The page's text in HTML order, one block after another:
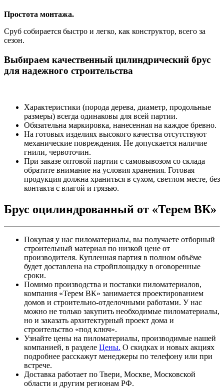
Простота монтажа.
Сруб собирается быстро и легко, как конструктор, всего за
сезон.
Выбираем качественный цилиндрический брус
для надежного строительства
Характеристики (порода дерева, диаметр, продольные
размеры) всегда одинаковы для всей партии.
Обязательна маркировка, нанесенная на каждое бревно.
На готовых изделиях высокого качества отсутствуют
механические повреждения. Не допускается наличие
гнили, червоточин.
При заказе оптовой партии с самовывозом со склада
обратите внимание на условия хранения. Готовая
продукция должна храниться в сухом, светлом месте, без
контакта с влагой и грязью.
Брус оцилиндрованный от «Терем ВК»
Покупая у нас пиломатериалы, вы получаете отборный
строительный материал по низкой цене от
производителя. Купленная партия в полном объёме
будет доставлена на стройплощадку в оговоренные
сроки.
Помимо производства и поставки пиломатериалов,
компания «Терем ВК» занимается проектированием
домов и строительно-отделочными работами. У нас
можно не только закупить необходимые пиломатериалы,
но и заказать архитектурный проект дома и
строительство «под ключ».
Узнайте цены на пиломатериалы, производимые нашей
компанией, в разделе Цены. О скидках и новых акциях
подробнее расскажут менеджеры по телефону или при
встрече.
Доставка работает по Твери, Москве, Московской
области и другим регионам РФ.